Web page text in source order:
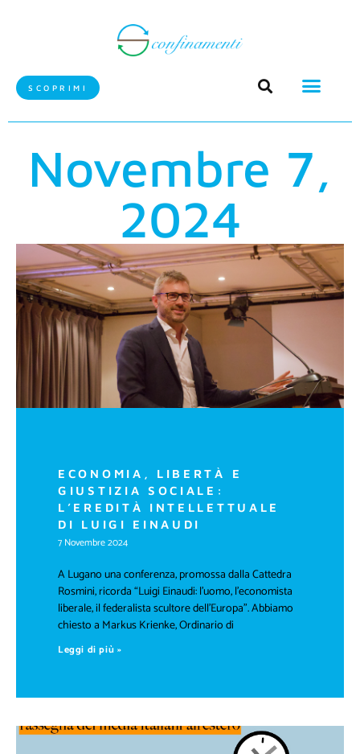
SCOPRIMI
Novembre 7,
2024
ECONOMIA, LIBERTÀ E
GIUSTIZIA SOCIALE:
L’EREDITÀ INTELLETTUALE
DI LUIGI EINAUDI
7 Novembre 2024
A Lugano una conferenza, promossa dalla Cattedra
Rosmini, ricorda “Luigi Einaudi: l’uomo, l’economista
liberale, il federalista scultore dell’Europa”. Abbiamo
chiesto a Markus Krienke, Ordinario di
Leggi di più »